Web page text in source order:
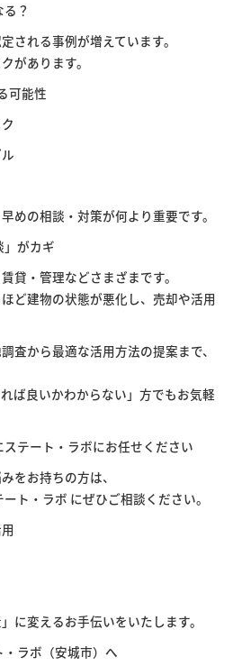
？
される事例が増えています。
があります。
可能性
めの相談・対策が何より重要です。
がカギ
貸・管理などさまざまです。
ど建物の状態が悪化し、売却や活用
査から最適な活用方法の提案まで、
ば良いかわからない」方でもお気軽
テート・ラボにお任せください
をお持ちの方は、
ト・ラボ にぜひご相談ください。
に変えるお手伝いをいたします。
ラボ（安城市）へ